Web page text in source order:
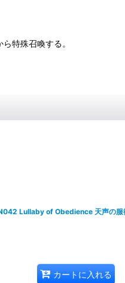
特殊召喚する。
Lullaby of Obedience 天声の服
カートに入れる